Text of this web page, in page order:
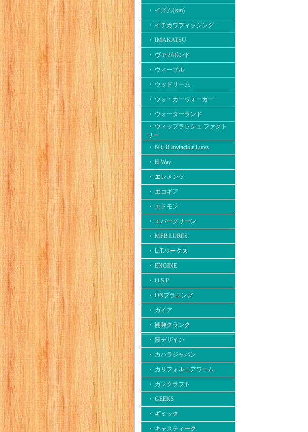
・ イズム(ism)
・ イチカワフィッシング
・ IMAKATSU
・ ヴァガボンド
・ ウィーブル
・ ウッドリーム
・ ウォーカーウォーカー
・ ウォーターランド
・ ウィップラッシュ ファクト
リー
・ N.L.R Invincible Lures
・ H.Way
・ エレメンツ
・ エコギア
・ エドモン
・ エバーグリーン
・ MPB LURES
・ L.T.ワークス
・ ENGINE
・ O.S.P
・ ONプラニング
・ ガイア
・ 開発クランク
・ 霞デザイン
・ カハラジャパン
・ カリフォルニアワーム
・ ガンクラフト
・ GEEKS
・ ギミック
・ キャスティーク